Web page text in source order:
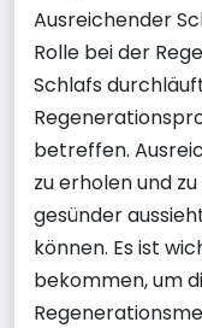
Ausreichender
Rolle bei der
Schlafs
betreffen.
zu erholen und
gesünder
können. Es ist
bekommen, um